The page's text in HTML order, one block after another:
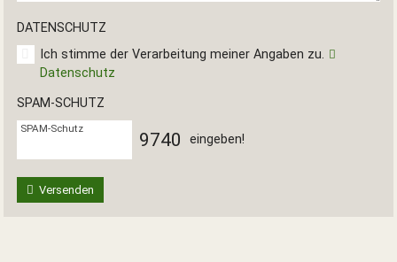
DATENSCHUTZ
Ich stimme der Verarbeitung meiner Angaben zu.
Datenschutz
SPAM-SCHUTZ
SPAM-Schutz
9740 eingeben!
Versenden